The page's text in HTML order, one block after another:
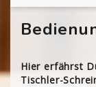
Hier erfährst
Tischler-